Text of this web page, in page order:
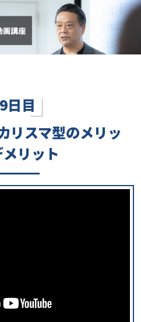
日目
リスマ型のメリッ
メリット